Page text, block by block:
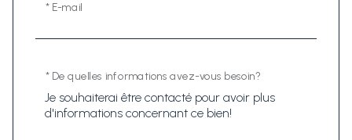
* E-mail
* De quelles informations avez-vous besoin?